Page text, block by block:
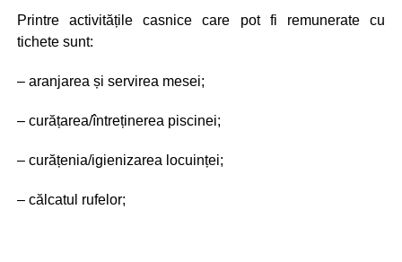
Printre activitățile casnice care pot fi remunerate cu
tichete sunt:
– aranjarea și servirea mesei;
– curățarea/întreținerea piscinei;
– curățenia/igienizarea locuinței;
– călcatul rufelor;